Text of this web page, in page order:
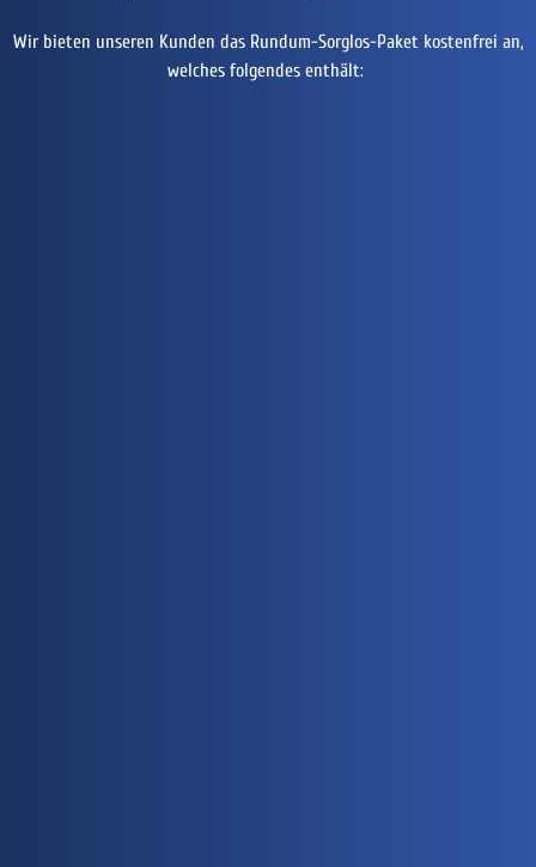
Wir bieten unseren Kunden das Rundum-Sorglos-Paket kostenfrei an,
welches folgendes enthält: